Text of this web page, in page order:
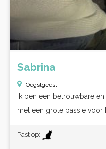
Sabrina
Oegstgeest
Ik ben een betrouwbare
met een grote passie voor
Past op: